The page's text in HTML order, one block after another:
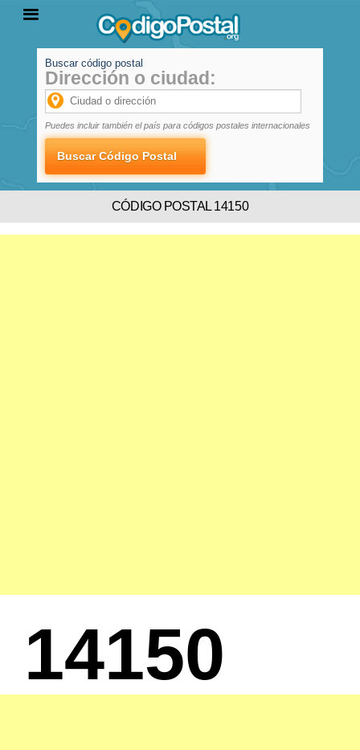
PROVINCIAS
LOCALIDADES
Buscar código postal
Dirección o ciudad:
Puedes incluir también el país para códigos postales internacionales
CÓDIGO POSTAL 14150
14150